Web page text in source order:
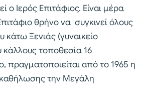
Ιερός Επιτάφιος. Είναι μέρα
θρήνο να συγκινεί όλους
Ξενιάς (γυναικείο
κάλλους τοποθεσία 16
πραγματοποιείται από το 1965 η
την Μεγάλη